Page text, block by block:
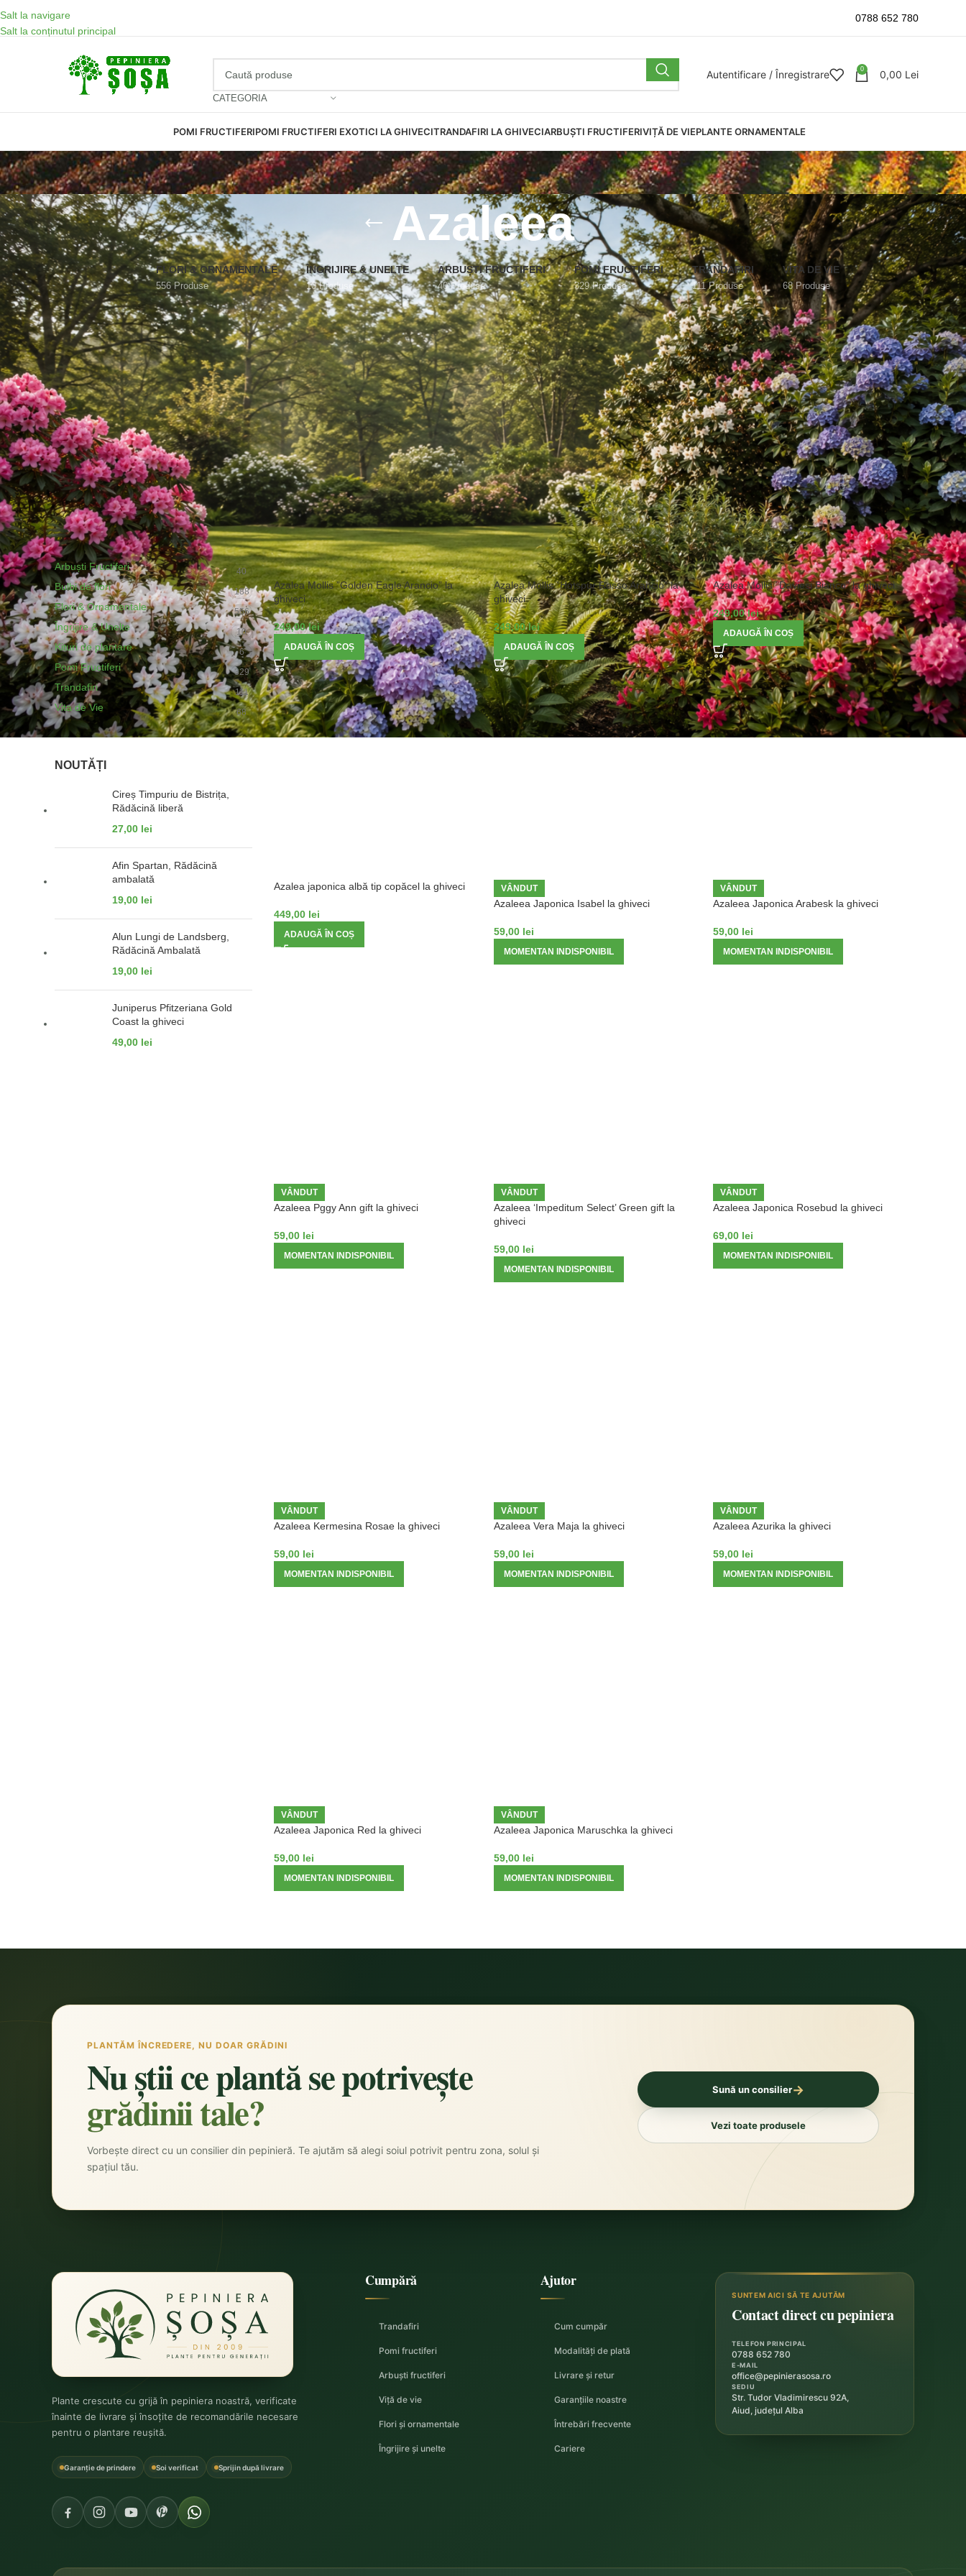
Salt la navigare
Salt la conținutul principal
0788 652 780
CATEGORIA
Autentificare / Înregistrare 0 0,00 Lei
POMI FRUCTIFERIPOMI FRUCTIFERI EXOTICI LA GHIVECITRANDAFIRI LA GHIVECIARBUȘTI FRUCTIFERIVIȚĂ DE VIEPLANTE ORNAMENTALE
Azaleea
FLORI & ORNAMENTALE
556 Produse
ÎNGRIJIRE & UNELTE
10 Produse
ARBUȘTI FRUCTIFERI
40 Produse
POMI FRUCTIFERI
329 Produse
TRANDAFIRI
111 Produse
VITA DE VIE
68 Produse
PREȚ
FILTREAZĂ
CATEGORII DE PRODUSE
Arbuști Fructiferi 40
Bulbi de flori 188
Flori & Ornamentale 556
Îngrijire & Unelte 10
Kituri de plantare 6
Pomi Fructiferi 329
Trandafiri 111
Vita de Vie 68
NOUTĂȚI
Cireș Timpuriu de Bistrița,
Rădăcină liberă
27,00 lei
Afin Spartan, Rădăcină
ambalată
19,00 lei
Alun Lungi de Landsberg,
Rădăcină Ambalată
19,00 lei
Juniperus Pfitzeriana Gold
Coast la ghiveci
49,00 lei
Prima pagină /Flori & Ornamentale /Arbuști ornamentali /Plante acidofile /Azaleea
Azalea Mollis ”Golden Eagle Arancio” la
ghiveci
249,00lei
ADAUGĂ ÎN COȘ
Azalea Mollis ”Hotspur Rosso Arancio” la
ghiveci
249,00lei
ADAUGĂ ÎN COȘ
Azalea Mollis ”Daviesi Bianco” la ghiveci
249,00lei
ADAUGĂ ÎN COȘ
Azalea japonica albă tip copăcel la ghiveci
449,00 lei
ADAUGĂ ÎN COȘ
VÂNDUT
Azaleea Japonica Isabel la ghiveci
59,00 lei
MOMENTAN INDISPONIBIL
VÂNDUT
Azaleea Japonica Arabesk la ghiveci
59,00 lei
MOMENTAN INDISPONIBIL
VÂNDUT
Azaleea Pggy Ann gift la ghiveci
59,00 lei
MOMENTAN INDISPONIBIL
VÂNDUT
Azaleea ‘Impeditum Select’ Green gift la
ghiveci
59,00 lei
MOMENTAN INDISPONIBIL
VÂNDUT
Azaleea Japonica Rosebud la ghiveci
69,00 lei
MOMENTAN INDISPONIBIL
VÂNDUT
Azaleea Kermesina Rosae la ghiveci
59,00 lei
MOMENTAN INDISPONIBIL
VÂNDUT
Azaleea Vera Maja la ghiveci
59,00 lei
MOMENTAN INDISPONIBIL
VÂNDUT
Azaleea Azurika la ghiveci
59,00 lei
MOMENTAN INDISPONIBIL
VÂNDUT
Azaleea Japonica Red la ghiveci
59,00 lei
MOMENTAN INDISPONIBIL
VÂNDUT
Azaleea Japonica Maruschka la ghiveci
59,00 lei
MOMENTAN INDISPONIBIL
PLANTĂM ÎNCREDERE, NU DOAR GRĂDINI
Nu știi ce plantă se potrivește
grădinii tale?
Vorbește direct cu un consilier din pepinieră. Te ajutăm să alegi soiul potrivit pentru zona, solul și
spațiul tău.
Sună un consilier→
Vezi toate produsele
Plante crescute cu grijă în pepiniera noastră, verificate
înainte de livrare și însoțite de recomandările necesare
pentru o plantare reușită.
Garanție de prindere Soi verificat Sprijin după livrare
Cumpără
Trandafiri
Pomi fructiferi
Arbuști fructiferi
Viță de vie
Flori și ornamentale
Îngrijire și unelte
Ajutor
Cum cumpăr
Modalități de plată
Livrare și retur
Garanțiile noastre
Întrebări frecvente
Cariere
SUNTEM AICI SĂ TE AJUTĂM
Contact direct cu pepiniera
TELEFON PRINCIPAL
0788 652 780
E-MAIL
office@pepinierasosa.ro
SEDIU
Str. Tudor Vladimirescu 92A,
Aiud, județul Alba